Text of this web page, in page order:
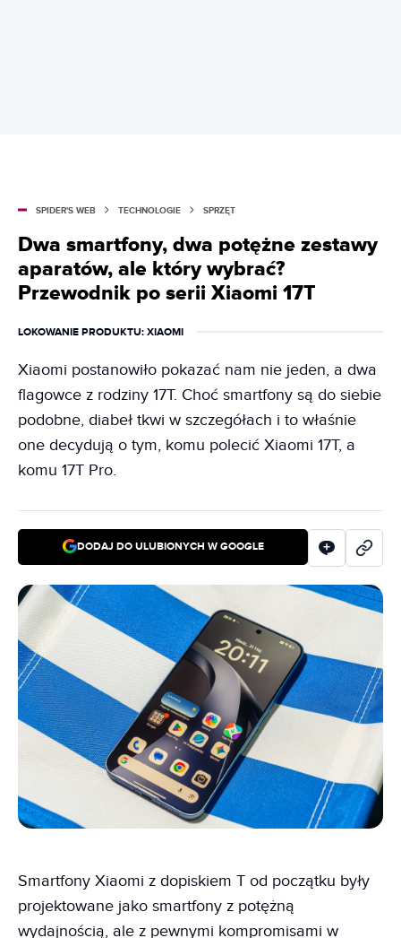
SPIDER'S WEB TECHNOLOGIE SPRZĘT
Dwa smartfony, dwa potężne zestawy
aparatów, ale który wybrać?
Przewodnik po serii Xiaomi 17T
LOKOWANIE PRODUKTU: XIAOMI
Xiaomi postanowiło pokazać nam nie jeden, a dwa
flagowce z rodziny 17T. Choć smartfony są do siebie
podobne, diabeł tkwi w szczegółach i to właśnie
one decydują o tym, komu polecić Xiaomi 17T, a
komu 17T Pro.
DODAJ DO ULUBIONYCH W GOOGLE
Smartfony Xiaomi z dopiskiem T od początku były
projektowane jako smartfony z potężną
wydajnością, ale z pewnymi kompromisami w